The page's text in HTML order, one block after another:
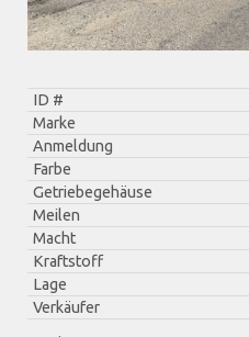
ID #
Marke
Anmeldung
Farbe
Getriebegehäuse
Meilen
Macht
Kraftstoff
Lage
Verkäufer